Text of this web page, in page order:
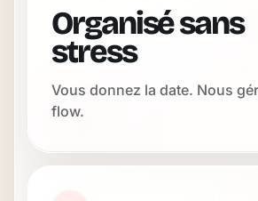
Organisé sans
stress
Vous donnez la date. Nous
flow.